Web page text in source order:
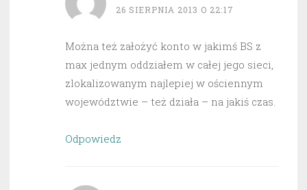
26 SIERPNIA 2013 O 22:17
Można też założyć konto w jakimś BS z
max jednym oddziałem w całej jego sieci,
zlokalizowanym najlepiej w ościennym
województwie – też działa – na jakiś czas.
Odpowiedz